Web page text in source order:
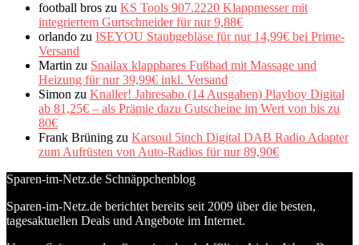
football bros zu KS Tools 907.2220 Klappmesser mit
integriertem Gurtschneider für nur 9,88€
orlando zu ISEYOU Staubgebläse für nur 14,99€ bei Prime-
Versand
Martin zu Snailax klappbares Fußbad mit Massage und
Heizung für nur 39,99€ inkl. Versand
Simon zu Knaller! Jahresabo (14 Ausgaben) Playboy Digital
ab 81,25€ – als Prämie dazu Gutscheine im Wert von bis zu
80€
Frank Brüning zu Karsoul 5inch Digital DAB Radio Adapter
zum Aufrüsten von Auto-Radios für nur 89,90€
Sparen-im-Netz.de Schnäppchenblog
Sparen-im-Netz.de berichtet bereits seit 2009 über die besten,
tagesaktuellen Deals und Angebote im Internet.